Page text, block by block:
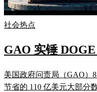
社会热点
GAO 实锤
美国政府问责局（GAO）
节省的 110 亿美元大部分